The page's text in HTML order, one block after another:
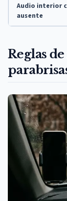
Audio interior
ausente
Reglas